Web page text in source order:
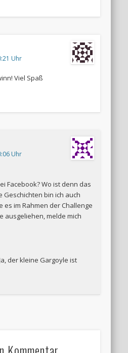
Uhr
Viel Spaß
Uhr
Facebook? Wo ist denn das
Geschichten bin ich auch
es im Rahmen der Challenge
ausgeliehen, melde mich
der kleine Gargoyle ist